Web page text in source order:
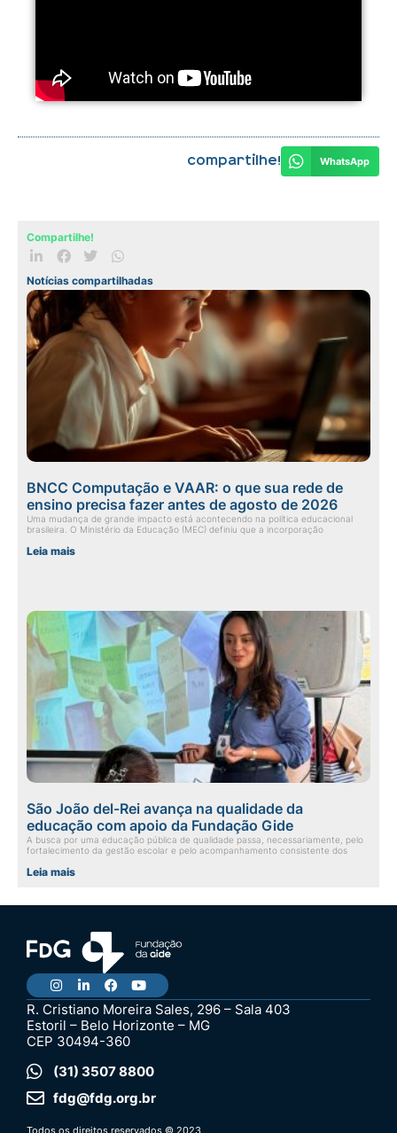
Compartilhe! WhatsApp
Compartilhe!
Notícias compartilhadas
BNCC Computação e VAAR: o que sua rede de
ensino precisa fazer antes de agosto de 2026
Uma mudança de grande impacto está acontecendo na política educacional
brasileira. O Ministério da Educação (MEC) definiu que a incorporação
Leia mais
São João del-Rei avança na qualidade da
educação com apoio da Fundação Gide
A busca por uma educação pública de qualidade passa, necessariamente, pelo
fortalecimento da gestão escolar e pelo acompanhamento consistente dos
Leia mais
R. Cristiano Moreira Sales, 296 – Sala 403
Estoril – Belo Horizonte – MG
CEP 30494-360
(31) 3507 8800
fdg@fdg.org.br
Todos os direitos reservados © 2023